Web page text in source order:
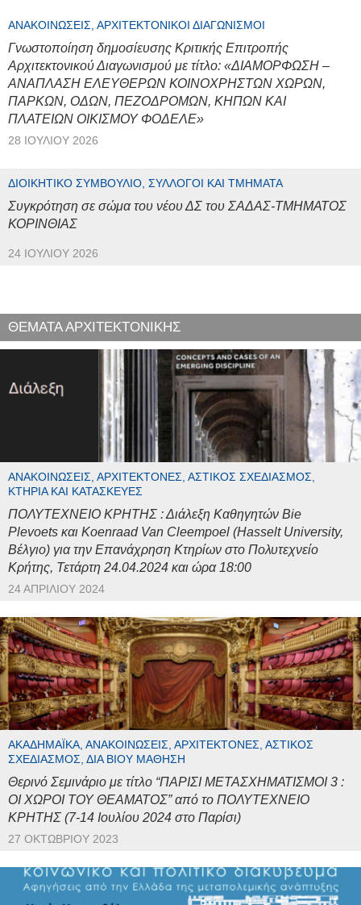
ΑΝΑΚΟΙΝΏΣΕΙΣ, ΑΡΧΙΤΕΚΤΟΝΙΚΟΊ ΔΙΑΓΩΝΙΣΜΟΊ
Γνωστοποίηση δημοσίευσης Κριτικής Επιτροπής
Αρχιτεκτονικού Διαγωνισμού με τίτλο: «ΔΙΑΜΟΡΦΩΣΗ –
ΑΝΑΠΛΑΣΗ ΕΛΕΥΘΕΡΩΝ ΚΟΙΝΟΧΡΗΣΤΩΝ ΧΩΡΩΝ,
ΠΑΡΚΩΝ, ΟΔΩΝ, ΠΕΖΟΔΡΟΜΩΝ, ΚΗΠΩΝ ΚΑΙ
ΠΛΑΤΕΙΩΝ ΟΙΚΙΣΜΟΥ ΦΟΔΕΛΕ»
28 ΙΟΥΛΊΟΥ 2026
ΔΙΟΙΚΗΤΙΚΌ ΣΥΜΒΟΎΛΙΟ, ΣΎΛΛΟΓΟΙ ΚΑΙ ΤΜΉΜΑΤΑ
Συγκρότηση σε σώμα του νέου ΔΣ του ΣΑΔΑΣ-ΤΜΗΜΑΤΟΣ
ΚΟΡΙΝΘΙΑΣ
24 ΙΟΥΛΊΟΥ 2026
ΘΕΜΑΤΑ ΑΡΧΙΤΕΚΤΟΝΙΚΗΣ
ΑΝΑΚΟΙΝΏΣΕΙΣ, ΑΡΧΙΤΈΚΤΟΝΕΣ, ΑΣΤΙΚΌΣ ΣΧΕΔΙΑΣΜΌΣ,
ΚΤΉΡΙΑ ΚΑΙ ΚΑΤΑΣΚΕΥΈΣ
ΠΟΛΥΤΕΧΝΕΙΟ ΚΡΗΤΗΣ : Διάλεξη Καθηγητών Bie
Plevoets και Koenraad Van Cleempoel (Hasselt University,
Βέλγιο) για την Επανάχρηση Κτηρίων στο Πολυτεχνείο
Κρήτης, Τετάρτη 24.04.2024 και ώρα 18:00
24 ΑΠΡΙΛΊΟΥ 2024
ΑΚΑΔΗΜΑΪΚΆ, ΑΝΑΚΟΙΝΏΣΕΙΣ, ΑΡΧΙΤΈΚΤΟΝΕΣ, ΑΣΤΙΚΌΣ
ΣΧΕΔΙΑΣΜΌΣ, ΔΙΆ ΒΊΟΥ ΜΆΘΗΣΗ
Θερινό Σεμινάριο με τίτλο “ΠΑΡΙΣΙ ΜΕΤΑΣΧΗΜΑΤΙΣΜΟΙ 3 :
ΟΙ ΧΩΡΟΙ ΤΟΥ ΘΕΑΜΑΤΟΣ” από το ΠΟΛΥΤΕΧΝΕΙΟ
ΚΡΗΤΗΣ (7-14 Ιουλίου 2024 στο Παρίσι)
27 ΟΚΤΩΒΡΊΟΥ 2023